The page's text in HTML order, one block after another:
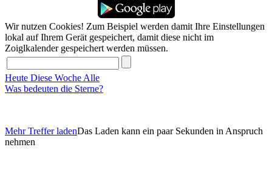
Wir nutzen Cookies! Zum Beispiel werden damit Ihre Einstellungen
lokal auf Ihrem Gerät gespeichert, damit diese nicht im
Zoiglkalender gespeichert werden müssen.
Heute Diese Woche Alle
Was bedeuten die Sterne?
Mehr Treffer ladenDas Laden kann ein paar Sekunden in Anspruch
nehmen